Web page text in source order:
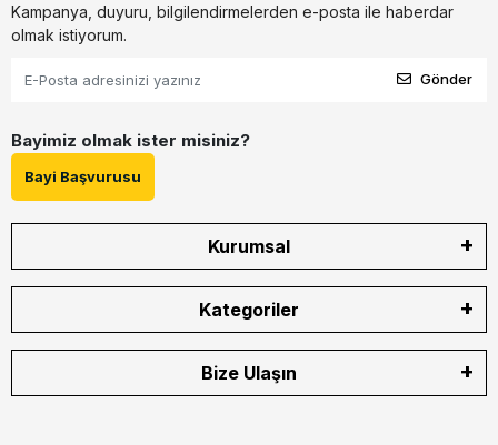
Kampanya, duyuru, bilgilendirmelerden e-posta ile haberdar
olmak istiyorum.
Gönder
Bayimiz olmak ister misiniz?
Bayi Başvurusu
Kurumsal
Kategoriler
Bize Ulaşın